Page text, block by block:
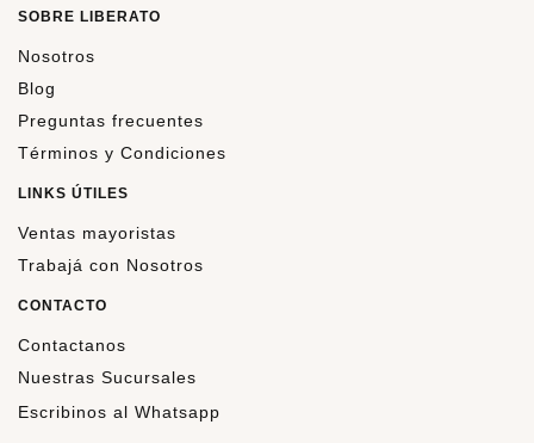
SOBRE LIBERATO
Nosotros
Blog
Preguntas frecuentes
Términos y Condiciones
LINKS ÚTILES
Ventas mayoristas
Trabajá con Nosotros
CONTACTO
Contactanos
Nuestras Sucursales
Escribinos al Whatsapp